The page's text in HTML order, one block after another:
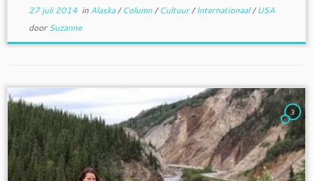
27 juli 2014in Alaska/Column/Cultuur/Internationaal/USA
doorSuzanne
3